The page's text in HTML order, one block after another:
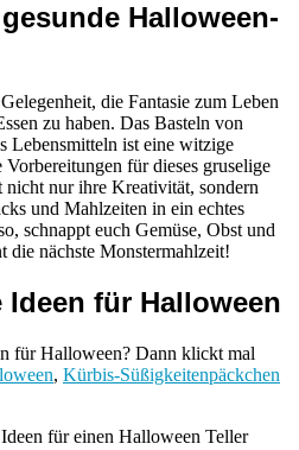
Halloween-
die Fantasie zum Leben
zu haben. Das Basteln von
Lebensmitteln ist eine witzige
für dieses gruselige
nicht nur ihre Kreativität, sondern
und Mahlzeiten in ein echtes
schnappt euch Gemüse, Obst und
die nächste Monstermahlzeit!
Ideen für Halloween
für Halloween? Dann klickt mal
, Kürbis-Süßigkeitenpäckchen